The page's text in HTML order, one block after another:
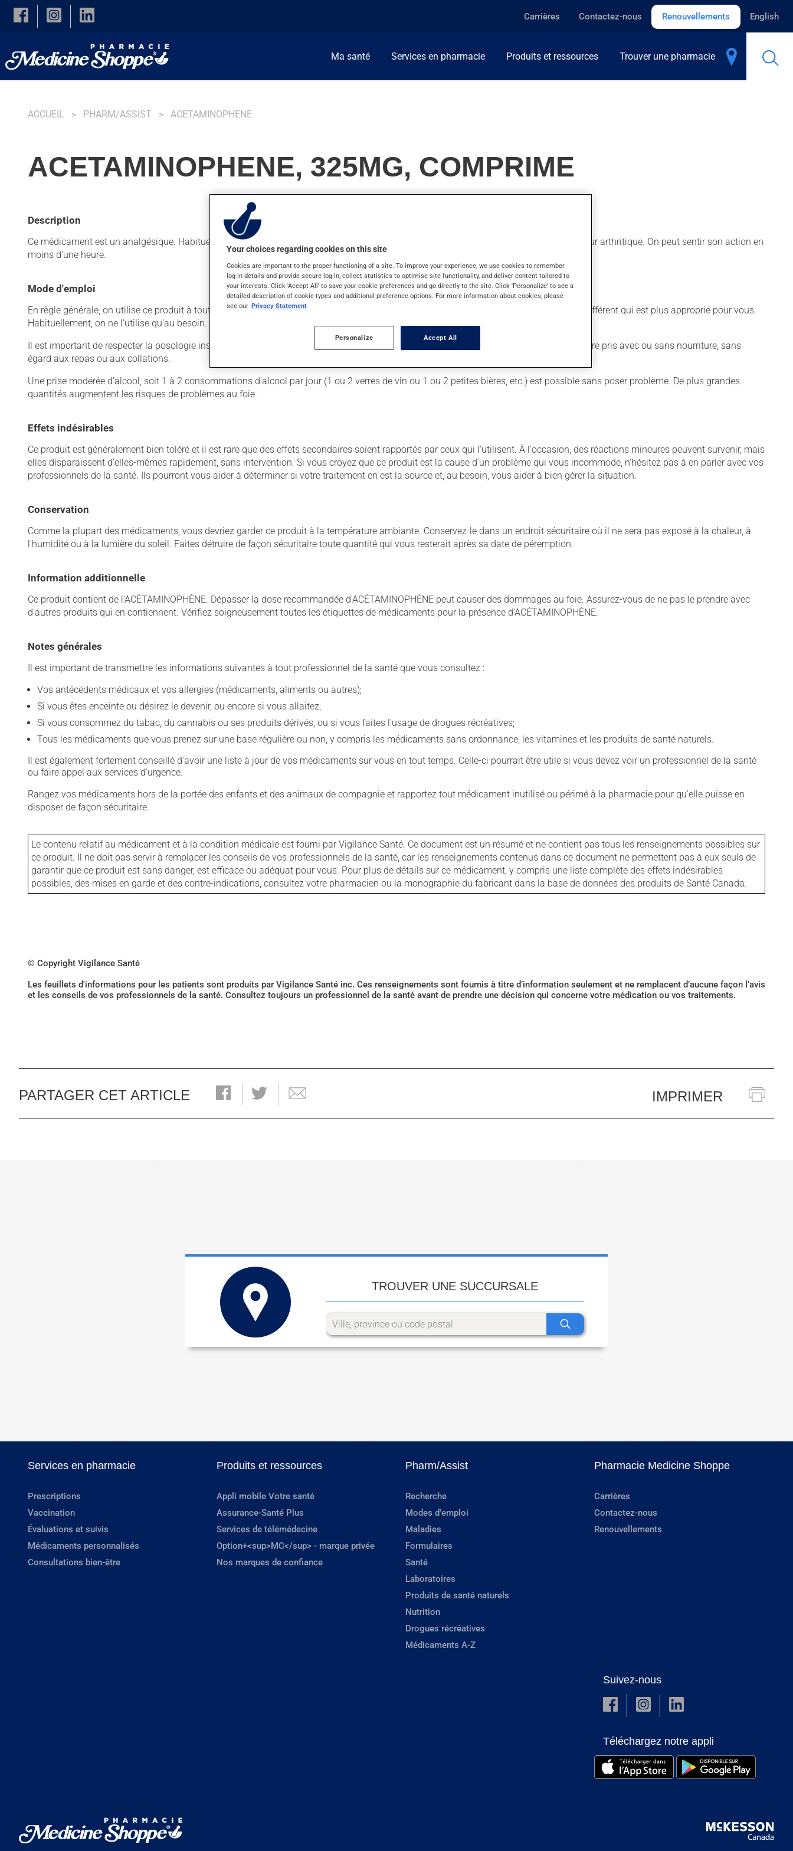
Skip to main content
Carrières Contactez-nous Renouvellements English
Ma santé Services en pharmacie Produits et ressources Trouver une pharmacie
ACCUEIL PHARM/ASSIST ACETAMINOPHENE
ACETAMINOPHENE, 325MG, COMPRIME
Description
Ce médicament est un analgésique. Habituellement, on l'utilise pour la douleur ou pour réduire la fièvre. On l'emploie aussi pour la douleur arthritique. On peut sentir son action en
moins d'une heure.
Mode d'emploi
En règle générale, on utilise ce produit à toutes les quatre à six heures. Il est possible que votre pharmacien vous ait indiqué un horaire différent qui est plus approprié pour vous.
Habituellement, on ne l'utilise qu'au besoin.
Il est important de respecter la posologie inscrite sur l'étiquette. N'en utilisez pas plus, ni plus souvent qu'indiqué. Ce médicament peut être pris avec ou sans nourriture, sans
égard aux repas ou aux collations.
Une prise modérée d'alcool, soit 1 à 2 consommations d'alcool par jour (1 ou 2 verres de vin ou 1 ou 2 petites bières, etc.) est possible sans poser problème. De plus grandes
quantités augmentent les risques de problèmes au foie.
Effets indésirables
Ce produit est généralement bien toléré et il est rare que des effets secondaires soient rapportés par ceux qui l'utilisent. À l'occasion, des réactions mineures peuvent survenir, mais
elles disparaissent d'elles-mêmes rapidement, sans intervention. Si vous croyez que ce produit est la cause d'un problème qui vous incommode, n'hésitez pas à en parler avec vos
professionnels de la santé. Ils pourront vous aider à déterminer si votre traitement en est la source et, au besoin, vous aider à bien gérer la situation.
Conservation
Comme la plupart des médicaments, vous devriez garder ce produit à la température ambiante. Conservez-le dans un endroit sécuritaire où il ne sera pas exposé à la chaleur, à
l'humidité ou à la lumière du soleil. Faites détruire de façon sécuritaire toute quantité qui vous resterait après sa date de péremption.
Information additionnelle
Ce produit contient de l'ACÉTAMINOPHÈNE. Dépasser la dose recommandée d'ACÉTAMINOPHÈNE peut causer des dommages au foie. Assurez-vous de ne pas le prendre avec
d'autres produits qui en contiennent. Vérifiez soigneusement toutes les étiquettes de médicaments pour la présence d'ACÉTAMINOPHÈNE.
Notes générales
Il est important de transmettre les informations suivantes à tout professionnel de la santé que vous consultez :
Vos antécédents médicaux et vos allergies (médicaments, aliments ou autres);
Si vous êtes enceinte ou désirez le devenir, ou encore si vous allaitez;
Si vous consommez du tabac, du cannabis ou ses produits dérivés, ou si vous faites l'usage de drogues récréatives;
Tous les médicaments que vous prenez sur une base régulière ou non, y compris les médicaments sans ordonnance, les vitamines et les produits de santé naturels.
Il est également fortement conseillé d'avoir une liste à jour de vos médicaments sur vous en tout temps. Celle-ci pourrait être utile si vous devez voir un professionnel de la santé
ou faire appel aux services d'urgence.
Rangez vos médicaments hors de la portée des enfants et des animaux de compagnie et rapportez tout médicament inutilisé ou périmé à la pharmacie pour qu'elle puisse en
disposer de façon sécuritaire.
Le contenu relatif au médicament et à la condition médicale est fourni par Vigilance Santé. Ce document est un résumé et ne contient pas tous les renseignements possibles sur
ce produit. Il ne doit pas servir à remplacer les conseils de vos professionnels de la santé, car les renseignements contenus dans ce document ne permettent pas à eux seuls de
garantir que ce produit est sans danger, est efficace ou adéquat pour vous. Pour plus de détails sur ce médicament, y compris une liste complète des effets indésirables
possibles, des mises en garde et des contre-indications, consultez votre pharmacien ou la monographie du fabricant dans la base de données des produits de Santé Canada.
© Copyright Vigilance Santé
Les feuillets d'informations pour les patients sont produits par Vigilance Santé inc. Ces renseignements sont fournis à titre d’information seulement et ne remplacent d’aucune façon l’avis
et les conseils de vos professionnels de la santé. Consultez toujours un professionnel de la santé avant de prendre une décision qui concerne votre médication ou vos traitements.
PARTAGER CET ARTICLE IMPRIMER
TROUVER UNE SUCCURSALE
Services en pharmacie
Prescriptions
Vaccination
Évaluations et suivis
Médicaments personnalisés
Consultations bien-être
Produits et ressources
Appli mobile Votre santé
Assurance-Santé Plus
Services de télémédecine
Option+<sup>MC</sup> - marque privée
Nos marques de confiance
Pharm/Assist
Recherche
Modes d'emploi
Maladies
Formulaires
Santé
Laboratoires
Produits de santé naturels
Nutrition
Drogues récréatives
Médicaments A-Z
Pharmacie Medicine Shoppe
Carrières
Contactez-nous
Renouvellements
Suivez-nous
Téléchargez notre appli
Your choices regarding cookies on this site
Cookies are important to the proper functioning of a site. To improve your experience, we use cookies to remember
log-in details and provide secure log-in, collect statistics to optimise site functionality, and deliver content tailored to
your interests. Click 'Accept All' to save your cookie preferences and go directly to the site. Click 'Personalize' to see a
detailed description of cookie types and additional preference options. For more information about cookies, please
see our Privacy Statement
Personalize Accept All